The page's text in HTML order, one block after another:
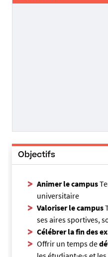
Objectifs
Animer le campus
universitaire
Valoriser le campus
ses aires sportives,
Célébrer la fin des
Offrir un temps de